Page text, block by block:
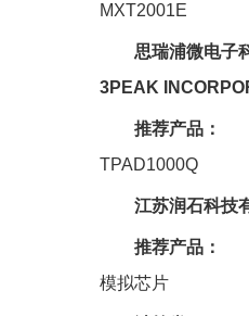
MXT2001E
思瑞浦微电子
3PEAK
推荐产品：
TPAD1000Q
江苏润石科技
推荐产品：
模拟芯片